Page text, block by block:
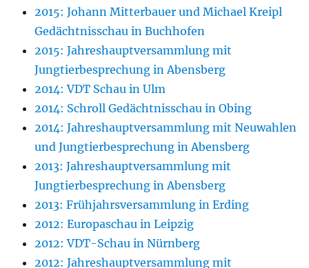
2015: Johann Mitterbauer und Michael Kreipl
Gedächtnisschau in Buchhofen
2015: Jahreshauptversammlung mit
Jungtierbesprechung in Abensberg
2014: VDT Schau in Ulm
2014: Schroll Gedächtnisschau in Obing
2014: Jahreshauptversammlung mit Neuwahlen
und Jungtierbesprechung in Abensberg
2013: Jahreshauptversammlung mit
Jungtierbesprechung in Abensberg
2013: Frühjahrsversammlung in Erding
2012: Europaschau in Leipzig
2012: VDT-Schau in Nürnberg
2012: Jahreshauptversammlung mit